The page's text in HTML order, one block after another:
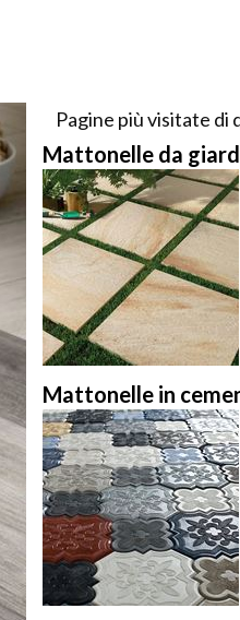
Pagine più visitate di
Mattonelle da
Mattonelle in